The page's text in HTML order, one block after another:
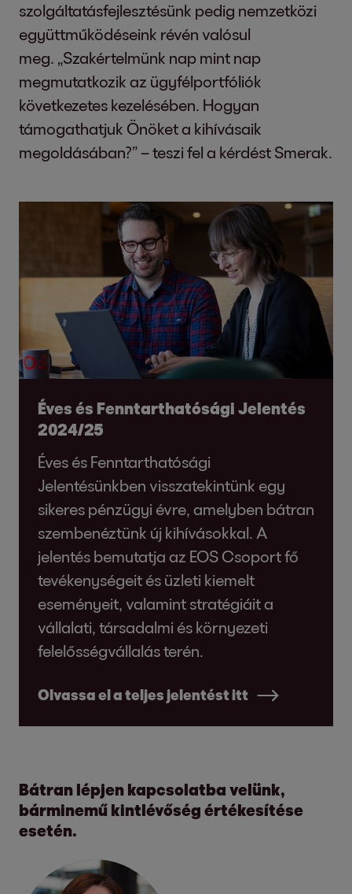
szolgáltatásfejlesztésünk pedig nemzetközi
együttműködéseink révén valósul
meg. „Szakértelmünk nap mint nap
megmutatkozik az ügyfélportfóliók
következetes kezelésében. Hogyan
támogathatjuk Önöket a kihívásaik
megoldásában?” – teszi fel a kérdést Smerak.
Éves és Fenntarthatósági Jelentés
2024/25
Éves és Fenntarthatósági
Jelentésünkben visszatekintünk egy
sikeres pénzügyi évre, amelyben bátran
szembenéztünk új kihívásokkal. A
jelentés bemutatja az EOS Csoport fő
tevékenységeit és üzleti kiemelt
eseményeit, valamint stratégiáit a
vállalati, társadalmi és környezeti
felelősségvállalás terén.
Olvassa el a teljes jelentést itt
Bátran lépjen kapcsolatba velünk,
bárminemű kintlévőség értékesítése
esetén.